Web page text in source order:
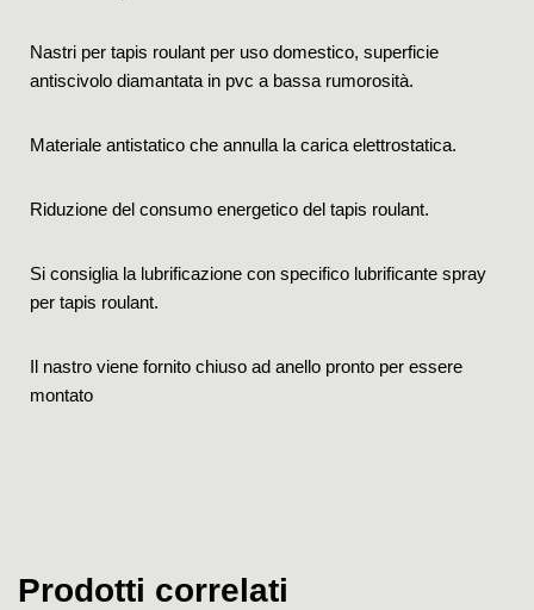
Nastri per tapis roulant per uso domestico, superficie
antiscivolo diamantata in pvc a bassa rumorosità.
Materiale antistatico che annulla la carica elettrostatica.
Riduzione del consumo energetico del tapis roulant.
Si consiglia la lubrificazione con specifico lubrificante spray
per tapis roulant.
Il nastro viene fornito chiuso ad anello pronto per essere
montato
Prodotti correlati